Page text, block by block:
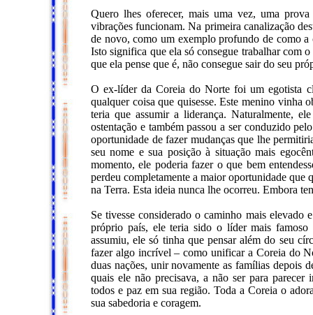
Quero lhes oferecer, mais uma vez, uma
vibrações funcionam. Na primeira canalização
de novo, como um exemplo profundo de como a
Isto significa que ela só consegue trabalhar com
que ela pense que é, não consegue sair do seu
O ex-líder da Coreia do Norte foi um egotista
qualquer coisa que quisesse. Este menino vinha
teria que assumir a liderança. Naturalmente,
ostentação e também passou a ser conduzido
oportunidade de fazer mudanças que lhe
seu nome e sua posição à situação mais
momento, ele poderia fazer o que bem
perdeu completamente a maior oportunidade que
na Terra. Esta ideia nunca lhe ocorreu. Embora
Se tivesse considerado o caminho mais
próprio país, ele teria sido o líder mais
assumiu, ele só tinha que pensar além do seu
fazer algo incrível – como unificar a Coreia do
duas nações, unir novamente as famílias depois
quais ele não precisava, a não ser para
todos e paz em sua região. Toda a Coreia o
sua sabedoria e coragem.